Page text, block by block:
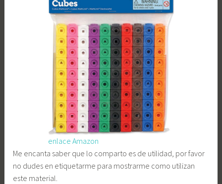
enlace Amazon
Me encanta saber que lo comparto es de utilidad, por favor
no dudes en etiquetarme para mostrarme como utilizan
este material.